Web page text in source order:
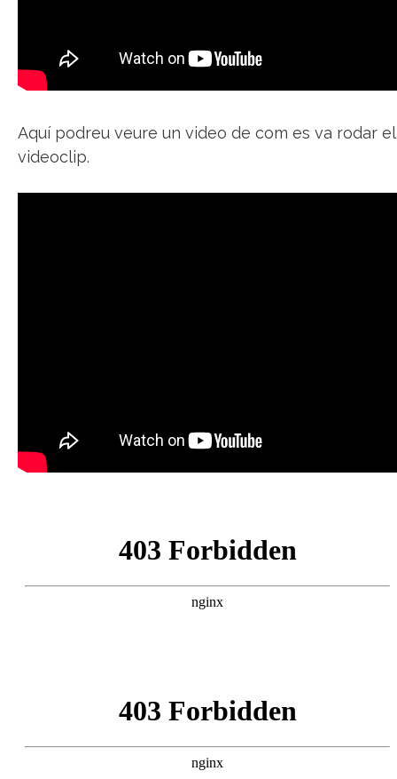
Aquí podreu veure un video de com es va rodar el
videoclip.